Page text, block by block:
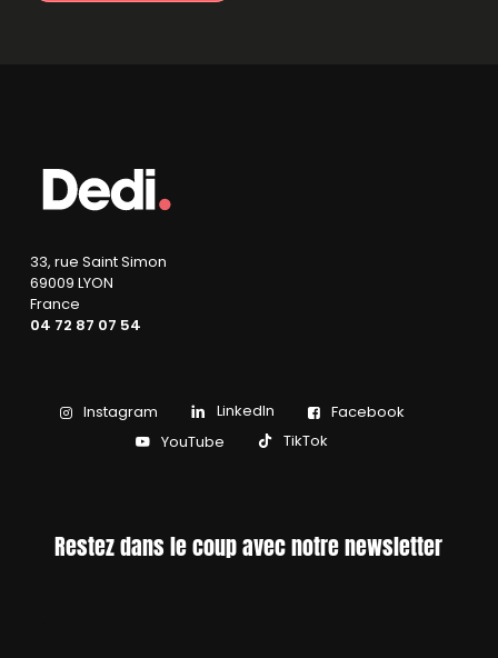
33, rue Saint Simon
69009 LYON
France
04 72 87 07 54
Instagram LinkedIn
Facebook
YouTube
TikTok
Restez dans le coup avec notre newsletter